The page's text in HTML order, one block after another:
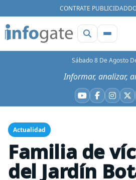
CONTRATE PUBLICIDAD
Sábado 8 De Agosto
Informar, analizar,
YouTube
Facebook
X
Actualidad
Familia de
del Jardín